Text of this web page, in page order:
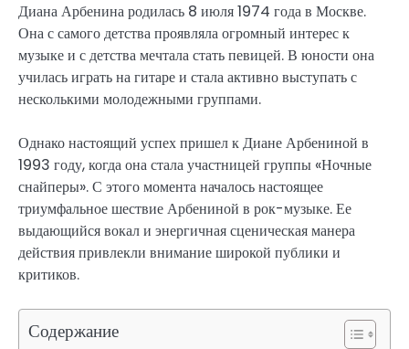
Диана Арбенина родилась 8 июля 1974 года в Москве.
Она с самого детства проявляла огромный интерес к
музыке и с детства мечтала стать певицей. В юности она
училась играть на гитаре и стала активно выступать с
несколькими молодежными группами.
Однако настоящий успех пришел к Диане Арбениной в
1993 году, когда она стала участницей группы «Ночные
снайперы». С этого момента началось настоящее
триумфальное шествие Арбениной в рок-музыке. Ее
выдающийся вокал и энергичная сценическая манера
действия привлекли внимание широкой публики и
критиков.
Содержание